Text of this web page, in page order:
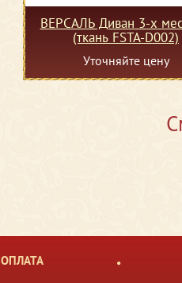
ВЕРСАЛЬ Диван 3-х
(ткань FSTA-D002)
Уточняйте цену
ОПЛАТА